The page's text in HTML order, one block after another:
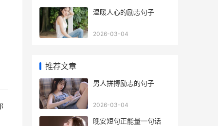
​温暖人心的励志句子
2026-03-04
推荐文章
​男人拼搏励志的句子
2026-03-04
​晚安短句正能量一句话